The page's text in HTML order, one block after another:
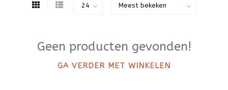
Geen producten gevonden!
GA VERDER MET WINKELEN